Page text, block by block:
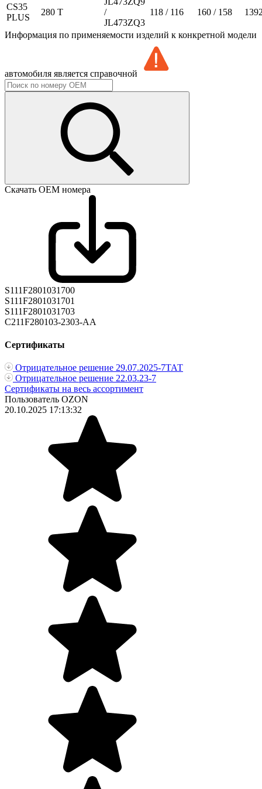
CS35
PLUS
280 T
/
JL473ZQ3
118 / 116 160 / 158
Информация по применяемости изделий к конкретной модели
автомобиля является справочной
Скачать ОЕМ номера
S111F2801031700
S111F2801031701
S111F2801031703
C211F280103-2303-AA
Сертификаты
Отрицательное решение 29.07.2025-7ТАТ
Отрицательное решение 22.03.23-7
Сертификаты на весь ассортимент
Пользователь OZON
20.10.2025 17:13:32